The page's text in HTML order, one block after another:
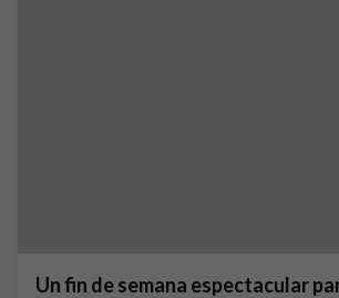
Un fin de semana espectacular